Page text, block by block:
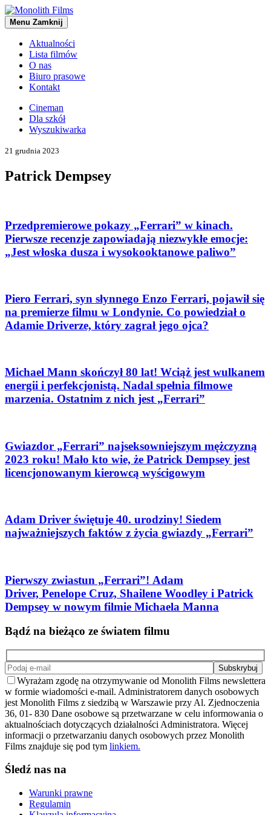
Menu Zamknij
Aktualności
Lista filmów
O nas
Biuro prasowe
Kontakt
Cineman
Dla szkół
Wyszukiwarka
21 grudnia 2023
Patrick Dempsey
Przedpremierowe pokazy „Ferrari” w kinach.
Pierwsze recenzje zapowiadają niezwykłe emocje:
„Jest włoska dusza i wysokooktanowe paliwo”
Piero Ferrari, syn słynnego Enzo Ferrari, pojawił się
na premierze filmu w Londynie. Co powiedział o
Adamie Driverze, który zagrał jego ojca?
Michael Mann skończył 80 lat! Wciąż jest wulkanem
energii i perfekcjonistą. Nadal spełnia filmowe
marzenia. Ostatnim z nich jest „Ferrari”
Gwiazdor „Ferrari” najseksowniejszym mężczyzną
2023 roku! Mało kto wie, że Patrick Dempsey jest
licencjonowanym kierowcą wyścigowym
Adam Driver świętuje 40. urodziny! Siedem
najważniejszych faktów z życia gwiazdy „Ferrari”
Pierwszy zwiastun „Ferrari”! Adam
Driver, Penelope Cruz, Shailene Woodley i Patrick
Dempsey w nowym filmie Michaela Manna
Bądź na bieżąco ze światem filmu
Wyrażam zgodę na otrzymywanie od Monolith Films newslettera
w formie wiadomości e-mail. Administratorem danych osobowych
jest Monolith Films z siedzibą w Warszawie przy Al. Zjednoczenia
36, 01- 830 Dane osobowe są przetwarzane w celu informowania o
aktualnościach dotyczących działalności Administratora. Więcej
informacji o przetwarzaniu danych osobowych przez Monolith
Films znajduje się pod tym linkiem.
Śledź nas na
Warunki prawne
Regulamin